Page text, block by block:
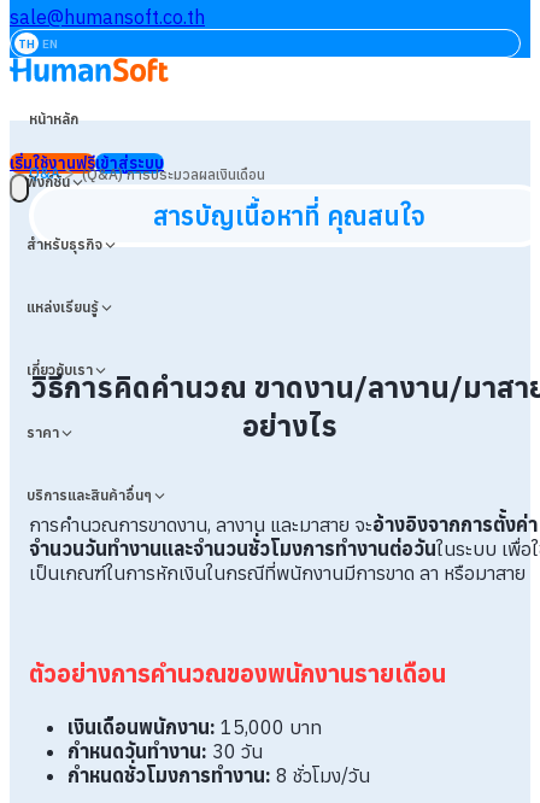
sale@humansoft.co.th
TH EN
หน้าหลัก
ฟังก์ชัน
สำหรับธุรกิจ
แหล่งเรียนรู้
เกี่ยวกับเรา
ราคา
บริการและสินค้าอื่นๆ
เริ่มใช้งานฟรีเข้าสู่ระบบ
Q&A>(Q&A) การประมวลผลเงินเดือน
สารบัญเนื้อหาที่ คุณสนใจ
วิธีการคิดคำนวณ ขาดงาน/ลางาน/มาสา
อย่างไร
การคำนวณการขาดงาน, ลางาน และมาสาย จะอ้างอิงจากการตั้งค่า
จำนวนวันทำงานและจำนวนชั่วโมงการทำงานต่อวันในระบบ เพื่อ
เป็นเกณฑ์ในการหักเงินในกรณีที่พนักงานมีการขาด ลา หรือมาสาย
ตัวอย่างการคำนวณของพนักงานรายเดือน
เงินเดือนพนักงาน: 15,000 บาท
กำหนดวันทำงาน: 30 วัน
กำหนดชั่วโมงการทำงาน: 8 ชั่วโมง/วัน